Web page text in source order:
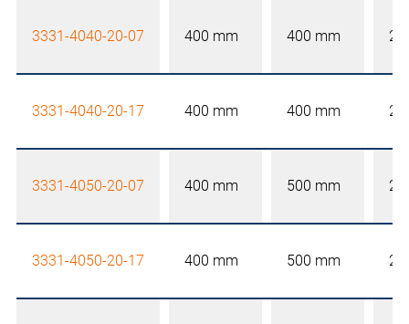
3331-4040-20-07 400 mm 400 mm
3331-4040-20-17 400 mm 400 mm
3331-4050-20-07 400 mm 500 mm
3331-4050-20-17 400 mm 500 mm